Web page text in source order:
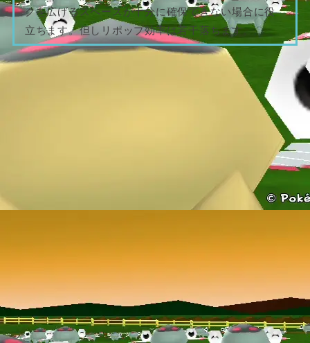
クを広げるスペースが十分に確保できない場合に役
立ちます。但しリポップ効率は若干落ちます。